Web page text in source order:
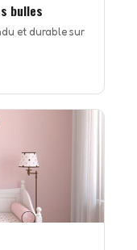
bulles
et durable sur